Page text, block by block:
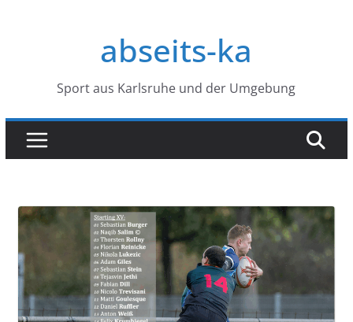
abseits-ka
Sport aus Karlsruhe und der Umgebung